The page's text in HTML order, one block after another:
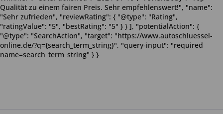
Qualität zu einem fairen Preis. Sehr empfehlenswert!", "name":
"Sehr zufrieden", "reviewRating": { "@type": "Rating",
"ratingValue": "5", "bestRating": "5" } } ], "potentialAction": {
"@type": "SearchAction", "target": "https://www.autoschluessel-
online.de/?q={search_term_string}", "query-input": "required
name=search_term_string" } }